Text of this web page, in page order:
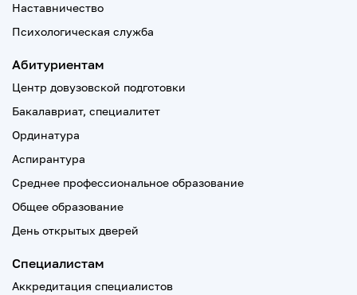
Наставничество
Психологическая служба
Абитуриентам
Центр довузовской подготовки
Бакалавриат, специалитет
Ординатура
Аспирантура
Среднее профессиональное образование
Общее образование
День открытых дверей
Специалистам
Аккредитация специалистов